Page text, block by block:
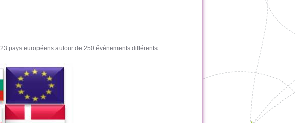
pays européens autour de 250 événements différents.